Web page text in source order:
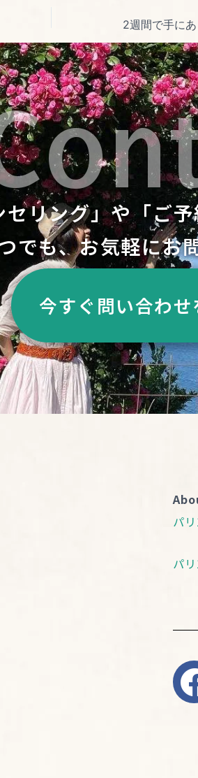
リング」や「ご
でも、お気軽にお
今すぐ問い合わせ
パ
パ